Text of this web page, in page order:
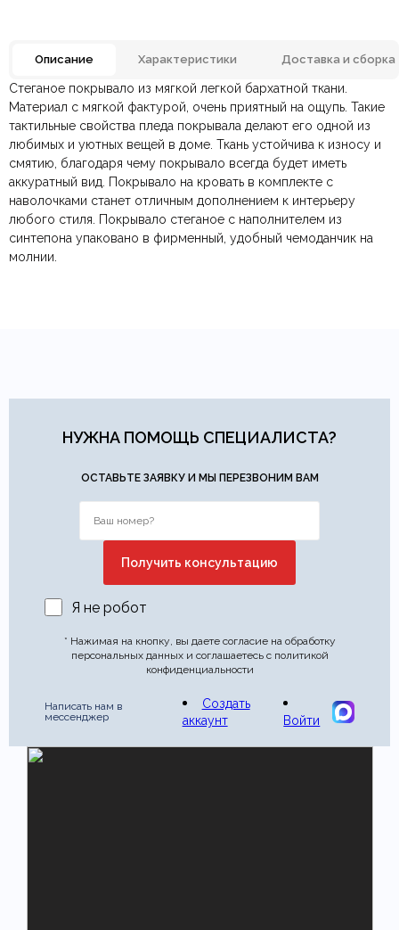
Описание Характеристики Доставка и сборка
Стеганое покрывало из мягкой легкой бархатной ткани.
Материал с мягкой фактурой, очень приятный на ощупь. Такие
тактильные свойства пледа покрывала делают его одной из
любимых и уютных вещей в доме. Ткань устойчива к износу и
смятию, благодаря чему покрывало всегда будет иметь
аккуратный вид. Покрывало на кровать в комплекте с
наволочками станет отличным дополнением к интерьеру
любого стиля. Покрывало стеганое с наполнителем из
синтепона упаковано в фирменный, удобный чемоданчик на
молнии.
РАЗМЕР
1600х2200 мм.,
2300х2500 мм.
Состав ткани Полиэстр
Материал ткани шторы Бархат
Цвет
Бежевый, Бирюзовый,
По всей России:отправляем через транспортную
компаниюСДЭК. Срок доставки —до 7 дней.
По Москве и Санкт-Петербургу: быстрая
Яндекс.Доставка— доставка в день заказа.
Оплата в салоне-магазине— наличными или картой
при самовывозе.
Безналичная оплата по счёту— для юридических и
физических лиц.
Онлайн оплата картой— быстрая и безопасная через
сайт.
Отзывов ещё нет. Напишите первым.
Ваша общая оценка
Заголовок вашего отзыва
НУЖНА ПОМОЩЬ СПЕЦИАЛИСТА?
ОСТАВЬТЕ ЗАЯВКУ И МЫ ПЕРЕЗВОНИМ ВАМ
Я не робот
* Нажимая на кнопку, вы даете согласие на обработку
персональных данных и соглашаетесь с политикой
конфиденциальности
Написать нам в
мессенджер
Создать
аккаунт
Войти